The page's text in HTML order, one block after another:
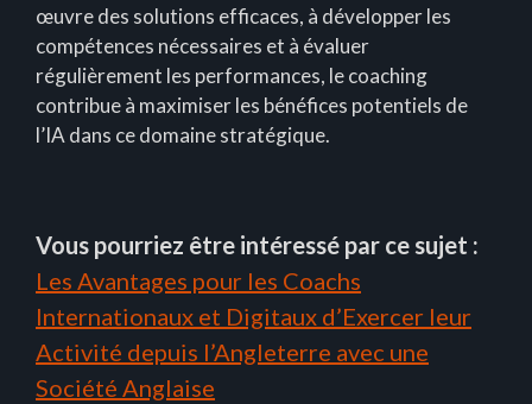
œuvre des solutions efficaces, à développer les
compétences nécessaires et à évaluer
régulièrement les performances, le coaching
contribue à maximiser les bénéfices potentiels de
l’IA dans ce domaine stratégique.
Vous pourriez être intéressé par ce sujet :
Les Avantages pour les Coachs
Internationaux et Digitaux d’Exercer leur
Activité depuis l’Angleterre avec une
Société Anglaise